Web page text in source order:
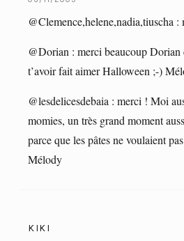
@Clemence,helene,nadia,tiuscha
@Dorian : merci beaucoup Dorian
t’avoir fait aimer Halloween ;-)
@lesdelicesdebaia : merci ! Moi
momies, un très grand moment
parce que les pâtes ne voulaient
Mélody
KIKI